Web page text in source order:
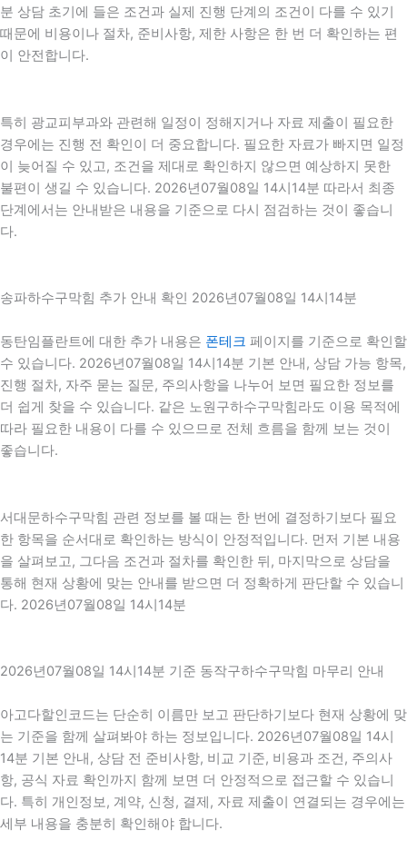
분 상담 초기에 들은 조건과 실제 진행 단계의 조건이 다를 수 있기
때문에 비용이나 절차, 준비사항, 제한 사항은 한 번 더 확인하는 편
이 안전합니다.
특히 광교피부과와 관련해 일정이 정해지거나 자료 제출이 필요한
경우에는 진행 전 확인이 더 중요합니다. 필요한 자료가 빠지면 일정
이 늦어질 수 있고, 조건을 제대로 확인하지 않으면 예상하지 못한
불편이 생길 수 있습니다. 2026년07월08일 14시14분 따라서 최종
단계에서는 안내받은 내용을 기준으로 다시 점검하는 것이 좋습니
다.
송파하수구막힘 추가 안내 확인 2026년07월08일 14시14분
동탄임플란트에 대한 추가 내용은 폰테크 페이지를 기준으로 확인할
수 있습니다. 2026년07월08일 14시14분 기본 안내, 상담 가능 항목,
진행 절차, 자주 묻는 질문, 주의사항을 나누어 보면 필요한 정보를
더 쉽게 찾을 수 있습니다. 같은 노원구하수구막힘라도 이용 목적에
따라 필요한 내용이 다를 수 있으므로 전체 흐름을 함께 보는 것이
좋습니다.
서대문하수구막힘 관련 정보를 볼 때는 한 번에 결정하기보다 필요
한 항목을 순서대로 확인하는 방식이 안정적입니다. 먼저 기본 내용
을 살펴보고, 그다음 조건과 절차를 확인한 뒤, 마지막으로 상담을
통해 현재 상황에 맞는 안내를 받으면 더 정확하게 판단할 수 있습니
다. 2026년07월08일 14시14분
2026년07월08일 14시14분 기준 동작구하수구막힘 마무리 안내
아고다할인코드는 단순히 이름만 보고 판단하기보다 현재 상황에 맞
는 기준을 함께 살펴봐야 하는 정보입니다. 2026년07월08일 14시
14분 기본 안내, 상담 전 준비사항, 비교 기준, 비용과 조건, 주의사
항, 공식 자료 확인까지 함께 보면 더 안정적으로 접근할 수 있습니
다. 특히 개인정보, 계약, 신청, 결제, 자료 제출이 연결되는 경우에는
세부 내용을 충분히 확인해야 합니다.